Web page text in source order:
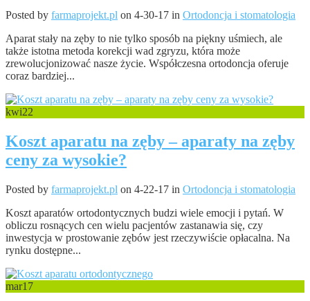
Posted by farmaprojekt.pl on 4-30-17 in Ortodoncja i stomatologia
Aparat stały na zęby to nie tylko sposób na piękny uśmiech, ale
także istotna metoda korekcji wad zgryzu, która może
zrewolucjonizować nasze życie. Współczesna ortodoncja oferuje
coraz bardziej...
kwi22
Koszt aparatu na zęby – aparaty na zęby
ceny za wysokie?
Posted by farmaprojekt.pl on 4-22-17 in Ortodoncja i stomatologia
Koszt aparatów ortodontycznych budzi wiele emocji i pytań. W
obliczu rosnących cen wielu pacjentów zastanawia się, czy
inwestycja w prostowanie zębów jest rzeczywiście opłacalna. Na
rynku dostępne...
mar17